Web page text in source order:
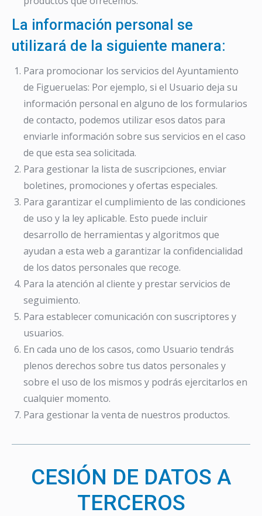
La información personal se
utilizará de la siguiente manera:
Para promocionar los servicios del Ayuntamiento
de Figueruelas: Por ejemplo, si el Usuario deja su
información personal en alguno de los formularios
de contacto, podemos utilizar esos datos para
enviarle información sobre sus servicios en el caso
de que esta sea solicitada.
Para gestionar la lista de suscripciones, enviar
boletines, promociones y ofertas especiales.
Para garantizar el cumplimiento de las condiciones
de uso y la ley aplicable. Esto puede incluir
desarrollo de herramientas y algoritmos que
ayudan a esta web a garantizar la confidencialidad
de los datos personales que recoge.
Para la atención al cliente y prestar servicios de
seguimiento.
Para establecer comunicación con suscriptores y
usuarios.
En cada uno de los casos, como Usuario tendrás
plenos derechos sobre tus datos personales y
sobre el uso de los mismos y podrás ejercitarlos en
cualquier momento.
Para gestionar la venta de nuestros productos.
CESIÓN DE DATOS A
TERCEROS